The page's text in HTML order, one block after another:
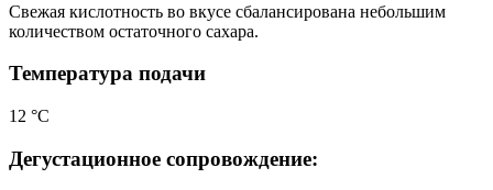
Свежая кислотность во вкусе сбалансирована небольшим
количеством остаточного сахара.
Температура подачи
12 °С
Дегустационное сопровождение: